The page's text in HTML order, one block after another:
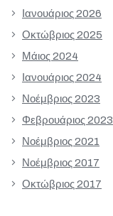
Ιανουάριος 2026
Οκτώβριος 2025
Μάιος 2024
Ιανουάριος 2024
Νοέμβριος 2023
Φεβρουάριος 2023
Νοέμβριος 2021
Νοέμβριος 2017
Οκτώβριος 2017